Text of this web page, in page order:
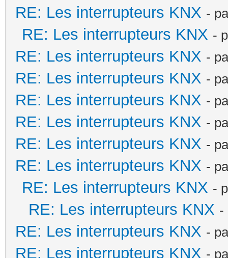
RE: Les interrupteurs KNX -
RE: Les interrupteurs KNX -
RE: Les interrupteurs KNX -
RE: Les interrupteurs KNX -
RE: Les interrupteurs KNX -
RE: Les interrupteurs KNX -
RE: Les interrupteurs KNX -
RE: Les interrupteurs KNX -
RE: Les interrupteurs KNX -
RE: Les interrupteurs KNX -
RE: Les interrupteurs KNX -
RE: Les interrupteurs KNX -